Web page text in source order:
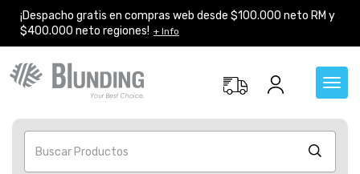
¡Despacho gratis en compras web desde $100.000 neto RM y
$400.000 neto regiones! + Info
Buscar Productos